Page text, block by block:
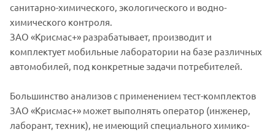
санитарно-химического, экологического и водно-
химического контроля.
ЗАО «Крисмас+» разрабатывает, производит и
комплектует мобильные лаборатории на базе различных
автомобилей, под конкретные задачи потребителей.
Большинство анализов с применением тест-комплектов
ЗАО «Крисмас+» может выполнять оператор (инженер,
лаборант, техник), не имеющий специального химико-